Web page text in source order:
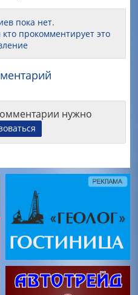
пока нет.
прокомментирует это
нужно